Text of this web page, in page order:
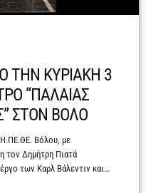
ΤΗΝ ΚΥΡΙΑΚΗ 3
“ΠΑΛΑΙΑΣ
ΣΤΟΝ ΒΟΛΟ
Βόλου, με
τον Δημήτρη Πιατά
των Καρλ Βάλεντιν και
Κυριακή 3 Νοέμβριου